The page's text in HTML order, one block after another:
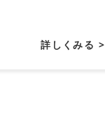
詳しくみる >